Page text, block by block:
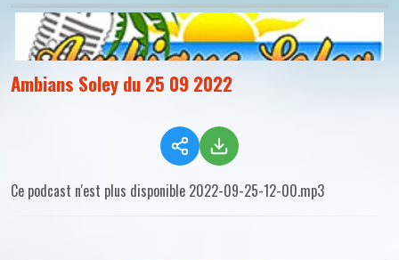
Ambians Soley du 25 09 2022
Ce podcast n'est plus disponible 2022-09-25-12-00.mp3